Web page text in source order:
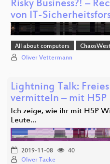
Risky Business?! –
von IT-
All about computers
Oliver Vettermann
Lightning Talk:
vermitteln – mit H5P
Ich zeige, wie ihr mit H5P
Leute…
2019-11-08
40
Oliver Tacke